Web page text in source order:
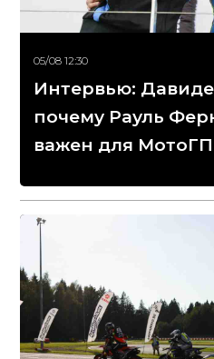
05/08 12:30
Интервью:
почему Рауль
важен для МотоГП